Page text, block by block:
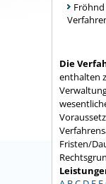
Fröhnd
Die
enthalten
Fristen/